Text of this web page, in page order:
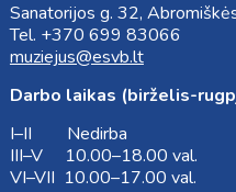
Sanatorijos g. 32,
Tel. +370 699 83066
muziejus@esvb.lt
Darbo laikas (birželis-
I–II Nedirba
III–V 10.00–18.00 val.
VI–VII 10.00–17.00 val.